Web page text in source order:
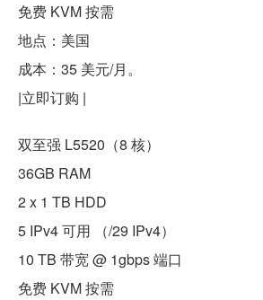
免费 KVM 按需
地点：美国
成本：35 美元/月。
|立即订购 |
双至强 L5520（8 核）
36GB RAM
2 x 1 TB HDD
5 IPv4 可用 （/29 IPv4）
10 TB 带宽 @ 1gbps 端口
免费 KVM 按需